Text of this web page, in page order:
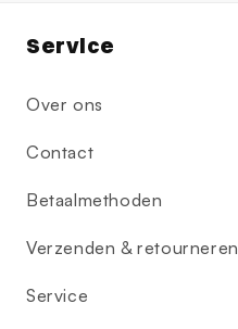
Service
Over ons
Contact
Betaalmethoden
Verzenden & retourneren
Service